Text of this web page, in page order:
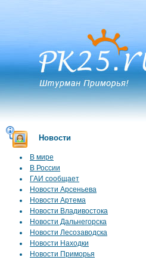
Новости
В мире
В России
ГАИ сообщает
Новости Арсеньева
Новости Артема
Новости Владивостока
Новости Дальнегорска
Новости Лесозаводска
Новости Находки
Новости Приморья